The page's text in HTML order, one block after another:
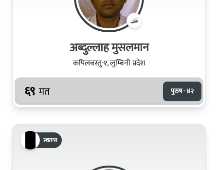
अब्दुल्लाह मुसलमान
कपिलबस्तु-१, लुम्बिनी प्रदेश
६९ मत पुरुष · ४२
स्वतन्त्र